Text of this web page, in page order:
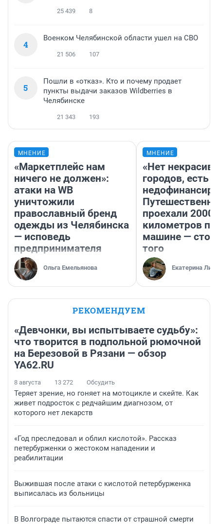
25 439 8
4
Военком Челябинской области ушел на СВО
21 506 107
5
Пошли в «отказ». Кто и почему продает
пункты выдачи заказов Wildberries в
Челябинске
21 343 193
МНЕНИЕ
«Маркетплейс нам
ничего не должен»:
атаки на WB
уничтожили
православный бренд
одежды из Челябинска
— исповедь
предпринимателя
Ольга Емельянова
МНЕНИЕ
«Нет
городов, есть
проехали 2000
километров по
машине —
того
Екатерина
РЕКОМЕНДУЕМ
«Девчонки, вы испытываете судьбу»:
что творится в подпольной рюмочной
на Березовой в Рязани — обзор
YA62.RU
8 августа 13 272 Обсудить
Теряет зрение, но гоняет на мотоцикле и скейте. Как
живет подросток с редчайшим диагнозом, от
которого нет лекарств
«Год преследовал и облил кислотой». Рассказ
петербурженки о жестоком нападении и
реабилитации
Выжившая после атаки с кислотой петербурженка
выписалась из больницы
В Волгограде пытаются спасти от страшной смерти